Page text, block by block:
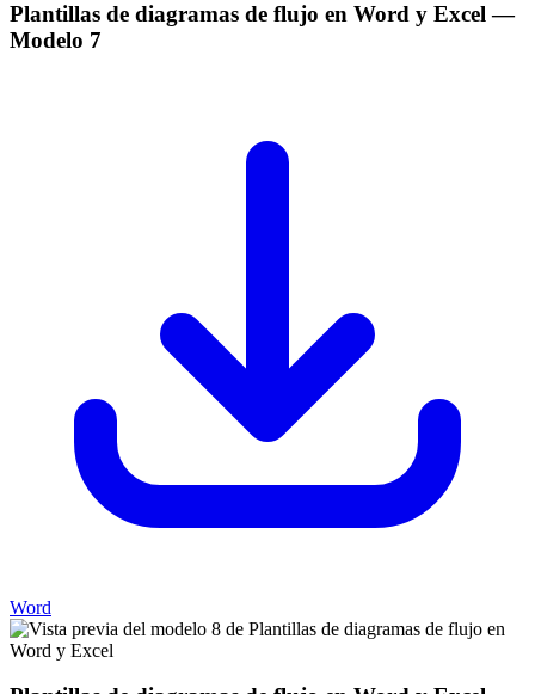
Plantillas de diagramas de flujo en Word y Excel —
Modelo 7
Word